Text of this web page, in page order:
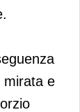
mirata e